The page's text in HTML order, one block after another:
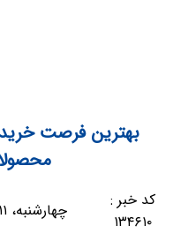
بهترین فرصت
کد خبر :
۱۳۴۶۱۰
چهارشنبه، ۱۱ تیر ۱۴۰۴ - ۲۳:۳۸:۱۳